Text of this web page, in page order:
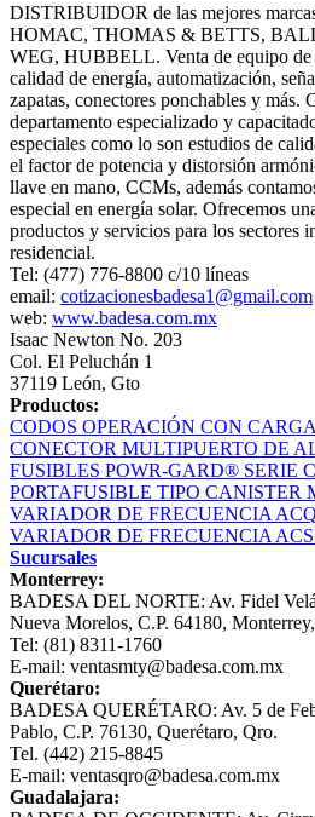
DISTRIBUIDOR de las mejores
HOMAC, THOMAS & BETTS,
WEG, HUBBELL. Venta de equipo
calidad de energía, automatización,
zapatas, conectores ponchables y más.
departamento especializado y
especiales como lo son estudios de
el factor de potencia y distorsión
llave en mano, CCMs, además
especial en energía solar. Ofrecemos
productos y servicios para los sectores
residencial.
Tel: (477) 776-8800 c/10 líneas
email: cotizacionesbadesa1@gmail.com
web: www.badesa.com.mx
Isaac Newton No. 203
Col. El Peluchán 1
37119 León, Gto
Productos:
CODOS OPERACIÓN CON CARGA
CONECTOR MULTIPUERTO DE
FUSIBLES POWR-GARD® SERIE
PORTAFUSIBLE TIPO CANISTER
VARIADOR DE FRECUENCIA
VARIADOR DE FRECUENCIA
Sucursales
Monterrey:
BADESA DEL NORTE: Av. Fidel
Nueva Morelos, C.P. 64180,
Tel: (81) 8311-1760
E-mail: ventasmty@badesa.com.mx
Querétaro:
BADESA QUERÉTARO: Av. 5 de
Pablo, C.P. 76130, Querétaro, Qro.
Tel. (442) 215-8845
E-mail: ventasqro@badesa.com.mx
Guadalajara: